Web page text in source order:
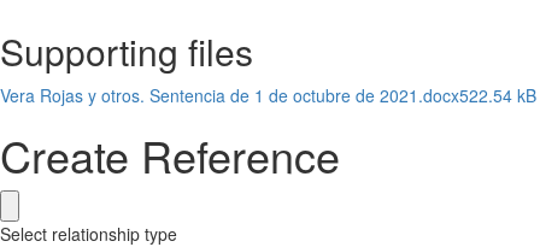
Supporting files
Vera Rojas y otros. Sentencia de 1 de octubre de 2021.docx522.54 kB
Create Reference
Select relationship type